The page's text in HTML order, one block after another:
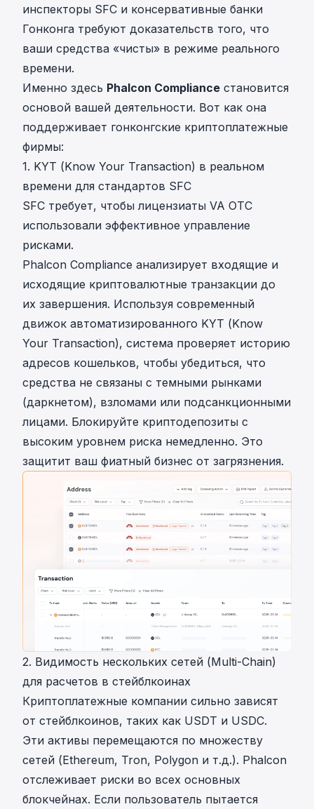
инспекторы SFC и консервативные банки
Гонконга требуют доказательств того, что
ваши средства «чисты» в режиме реального
времени.
Именно здесь Phalcon Compliance становится
основой вашей деятельности. Вот как она
поддерживает гонконгские криптоплатежные
фирмы:
1. KYT (Know Your Transaction) в реальном
времени для стандартов SFC
SFC требует, чтобы лицензиаты VA OTC
использовали эффективное управление
рисками.
Phalcon Compliance анализирует входящие и
исходящие криптовалютные транзакции до
их завершения. Используя современный
движок автоматизированного KYT (Know
Your Transaction), система проверяет историю
адресов кошельков, чтобы убедиться, что
средства не связаны с темными рынками
(даркнетом), взломами или подсанкционными
лицами. Блокируйте криптодепозиты с
высоким уровнем риска немедленно. Это
защитит ваш фиатный бизнес от загрязнения.
2. Видимость нескольких сетей (Multi-Chain)
для расчетов в стейблкоинах
Криптоплатежные компании сильно зависят
от стейблкоинов, таких как USDT и USDC.
Эти активы перемещаются по множеству
сетей (Ethereum, Tron, Polygon и т.д.). Phalcon
отслеживает риски во всех основных
блокчейнах. Если пользователь пытается